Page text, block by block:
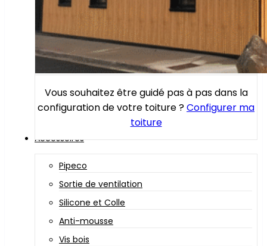
Vous souhaitez être guidé pas à pas dans la
configuration de votre toiture ?Configurer ma
toiture
Accessoires
Pipeco
Sortie de ventilation
Silicone et Colle
Anti-mousse
Vis bois